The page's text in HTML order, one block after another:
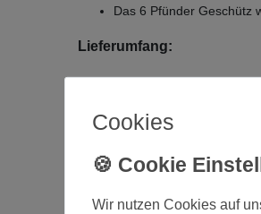
Das 6 Pfünder Geschütz
Lieferumfang:
Zustand
Cookies
Wir nutzen Cookies auf